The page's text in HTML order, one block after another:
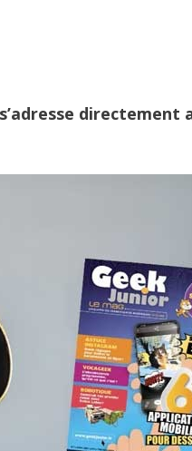
directement